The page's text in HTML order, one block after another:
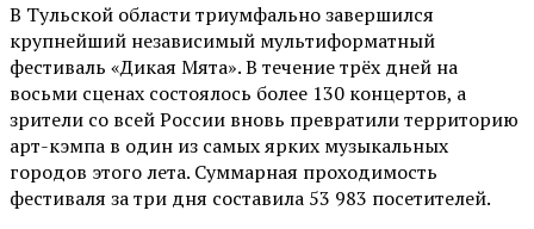
В Тульской области триумфально завершился
крупнейший независимый мультиформатный
фестиваль «Дикая Мята». В течение трёх дней на
восьми сценах состоялось более 130 концертов, а
зрители со всей России вновь превратили территорию
арт-кэмпа в один из самых ярких музыкальных
городов этого лета. Суммарная проходимость
фестиваля за три дня составила 53 983 посетителей.